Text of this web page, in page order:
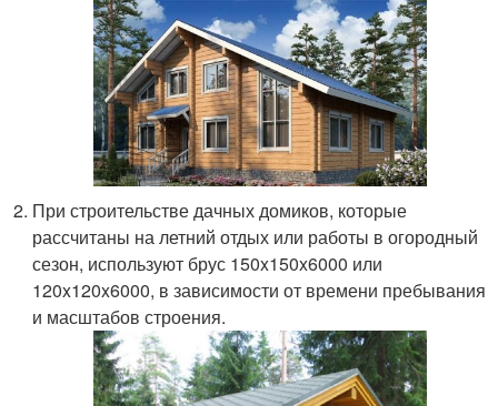
При строительстве дачных домиков, которые
рассчитаны на летний отдых или работы в огородный
сезон, используют брус 150x150x6000 или
120x120x6000, в зависимости от времени пребывания
и масштабов строения.